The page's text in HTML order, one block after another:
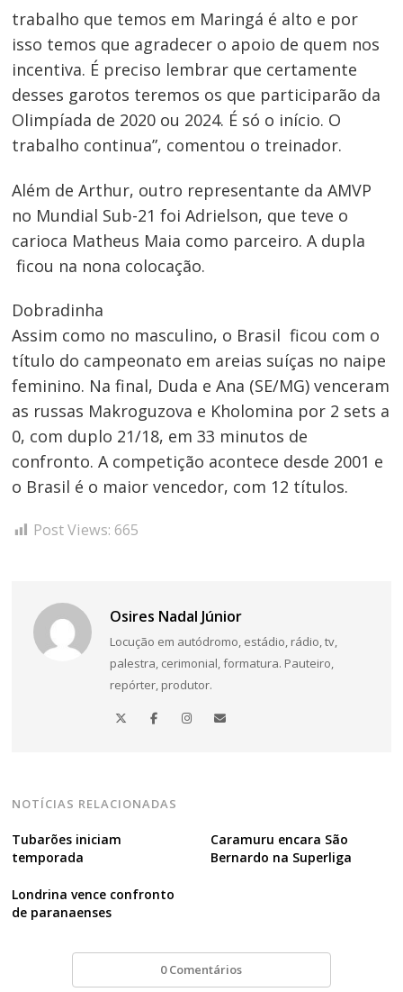
trabalho que temos em Maringá é alto e por
isso temos que agradecer o apoio de quem nos
incentiva. É preciso lembrar que certamente
desses garotos teremos os que participarão da
Olimpíada de 2020 ou 2024. É só o início. O
trabalho continua”, comentou o treinador.
Além de Arthur, outro representante da AMVP
no Mundial Sub-21 foi Adrielson, que teve o
carioca Matheus Maia como parceiro. A dupla
ficou na nona colocação.
Dobradinha
Assim como no masculino, o Brasil ficou com o
título do campeonato em areias suíças no naipe
feminino. Na final, Duda e Ana (SE/MG) venceram
as russas Makroguzova e Kholomina por 2 sets a
0, com duplo 21/18, em 33 minutos de
confronto. A competição acontece desde 2001 e
o Brasil é o maior vencedor, com 12 títulos.
Post Views: 665
Osires Nadal Júnior
Locução em autódromo, estádio, rádio, tv,
palestra, cerimonial, formatura. Pauteiro,
repórter, produtor.
NOTÍCIAS RELACIONADAS
Tubarões iniciam
temporada
Caramuru encara São
Bernardo na Superliga
Londrina vence confronto
de paranaenses
0 Comentários